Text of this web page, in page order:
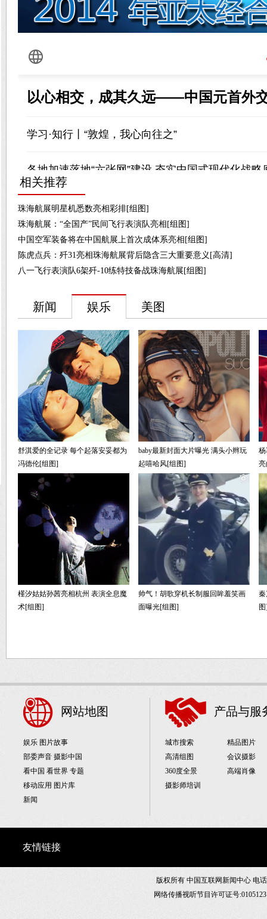
相关推荐
珠海航展明星机悉数亮相彩排[组图]
珠海航展：“全国产”民间飞行表演队亮相[组图]
中国空军装备将在中国航展上首次成体系亮相[组图]
陈虎点兵：歼31亮相珠海航展背后隐含三大重要意义[高清]
八一飞行表演队6架歼-10练特技备战珠海航展[组图]